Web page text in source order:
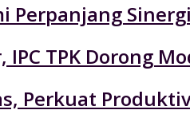
Perpanjang Sinergi
TPK Dorong
Perkuat